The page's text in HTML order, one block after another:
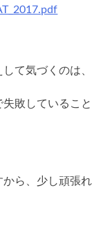
て気づくのは、
敗していること
ら、少し頑張れ